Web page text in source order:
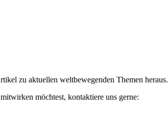
zu aktuellen weltbewegenden Themen heraus.
möchtest, kontaktiere uns gerne: